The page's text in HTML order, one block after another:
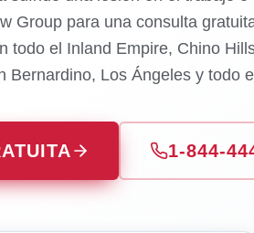
Group para una consulta
todo el Inland Empire, Chino
Bernardino, Los Ángeles y todo
1-844-